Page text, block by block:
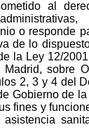
al
o responde
de lo
la Ley 12/
sobre
2, 3 y 4 del
Gobierno de
fines y